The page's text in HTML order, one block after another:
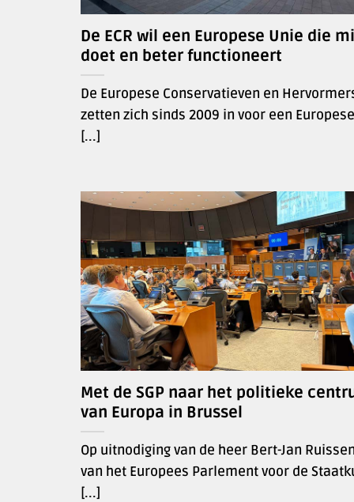
De ECR wil een Europese Unie die
doet en beter functioneert
De Europese Conservatieven en
zetten zich sinds 2009 in voor een
[...]
Met de SGP naar het politieke
van Europa in Brussel
Op uitnodiging van de heer Bert-Jan
van het Europees Parlement voor de
[...]